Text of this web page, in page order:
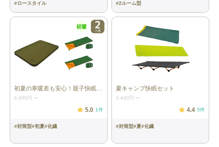
＜キャノピー＞ポリエステルメッシュ
＜フロア＞150Dポリエステルオックス
10,000mmPUコーティング＜フライシ
ート＞75Dポリエステルタフタ
2,000mmPUコーティング
耐水圧
フロア：10,000mm、フライシート：
セット内容
ポール（ブラック5本×1）、ポール
（グレー7本×2）、ポール（オレンジ7
本×2）、インナーテント、フライシー
ト、ガイライン×4本、ペグ×12本、ペ
JANコード 4580777433936
#ロースタイル
#2ルーム型
初夏の寒暖差も安心！親子快眠セット
6,600円 〜
5.0 1件
#封筒型#初夏#化繊
夏キャンプ快眠セット
4,440円 〜
4.4 5件
#封筒型#夏#化繊